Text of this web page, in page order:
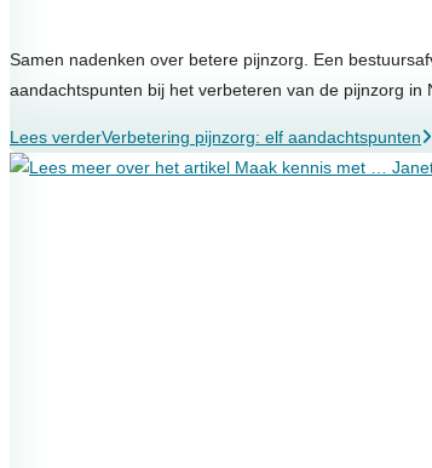
Samen nadenken over betere pijnzorg. Een
aandachtspunten bij het verbeteren van de pijnzorg in
Lees verderVerbetering pijnzorg: elf aandachtspunten